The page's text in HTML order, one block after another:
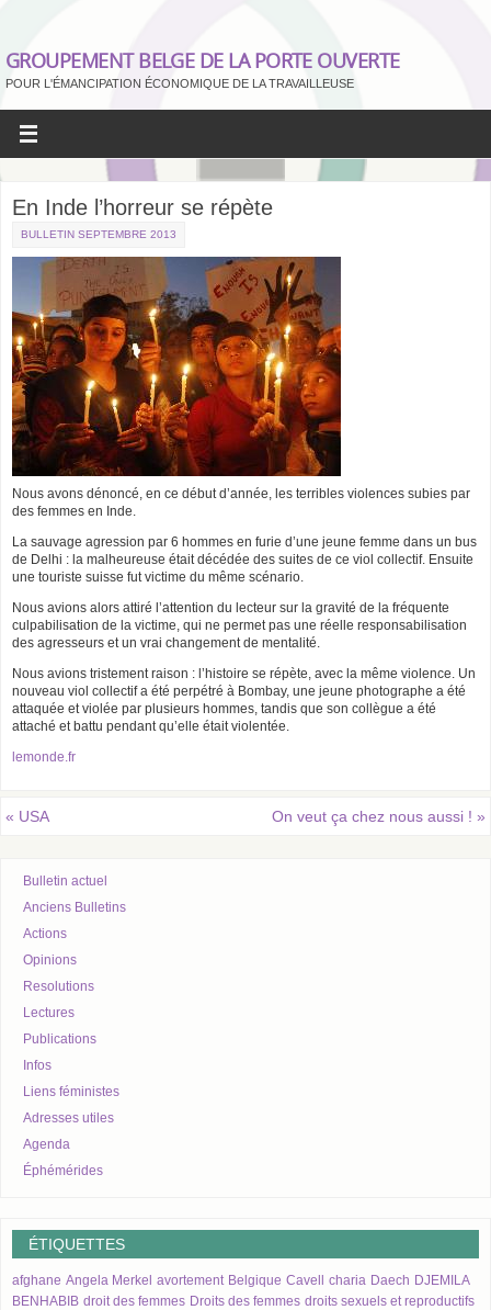
GROUPEMENT BELGE DE LA PORTE OUVERTE
POUR L'ÉMANCIPATION ÉCONOMIQUE DE LA TRAVAILLEUSE
En Inde l’horreur se répète
BULLETIN SEPTEMBRE 2013
Nous avons dénoncé, en ce début d’année, les terribles violences subies par
des femmes en Inde.
La sauvage agression par 6 hommes en furie d’une jeune femme dans un bus
de Delhi : la malheureuse était décédée des suites de ce viol collectif. Ensuite
une touriste suisse fut victime du même scénario.
Nous avions alors attiré l’attention du lecteur sur la gravité de la fréquente
culpabilisation de la victime, qui ne permet pas une réelle responsabilisation
des agresseurs et un vrai changement de mentalité.
Nous avions tristement raison : l’histoire se répète, avec la même violence. Un
nouveau viol collectif a été perpétré à Bombay, une jeune photographe a été
attaquée et violée par plusieurs hommes, tandis que son collègue a été
attaché et battu pendant qu’elle était violentée.
lemonde.fr
« USA On veut ça chez nous aussi ! »
Bulletin actuel
Anciens Bulletins
Actions
Opinions
Resolutions
Lectures
Publications
Infos
Liens féministes
Adresses utiles
Agenda
Éphémérides
ÉTIQUETTES
afghane Angela Merkel avortement Belgique Cavell charia Daech DJEMILA
BENHABIB droit des femmes Droits des femmes droits sexuels et reproductifs